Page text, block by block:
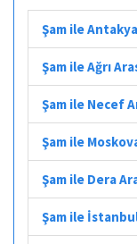
Şam ile
Şam ile Ağrı
Şam ile Necef
Şam ile
Şam ile Dera
Şam ile